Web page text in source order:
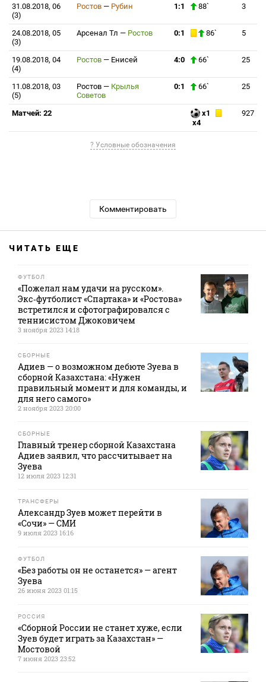
31.08.2018, 06
(3)
Ростов — Рубин 1:1 88` 3
24.08.2018, 05
(3)
Арсенал Тл — Ростов 0:1 86` 5
19.08.2018, 04
(4)
Ростов — Енисей 4:0 66` 25
11.08.2018, 03
(5)
Ростов — Крылья
Советов
0:1 66` 25
Матчей: 22
x1
x4
927
? Условные обозначения
Комментировать
ЧИТАТЬ ЕЩЕ
ФУТБОЛ
«Пожелал нам удачи на русском».
Экс‑футболист «Спартака» и «Ростова»
встретился и сфотографировался с
теннисистом Джоковичем
3 ноября 2023 14:18
СБОРНЫЕ
Адиев — о возможном дебюте Зуева в
сборной Казахстана: «Нужен
правильный момент и для команды, и
для него самого»
2 ноября 2023 20:00
СБОРНЫЕ
Главный тренер сборной Казахстана
Адиев заявил, что рассчитывает на
Зуева
12 июля 2023 12:31
ТРАНСФЕРЫ
Александр Зуев может перейти в
«Сочи» — СМИ
9 июля 2023 16:16
ФУТБОЛ
«Без работы он не останется» — агент
Зуева
26 июня 2023 01:15
РОССИЯ
«Сборной России не станет хуже, если
Зуев будет играть за Казахстан» —
Мостовой
7 июня 2023 23:52